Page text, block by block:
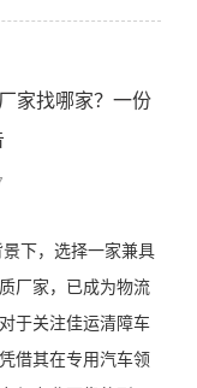
家找哪家？一份
下，选择一家兼具
厂家，已成为物流
于关注佳运清障车
借其在专用汽车领